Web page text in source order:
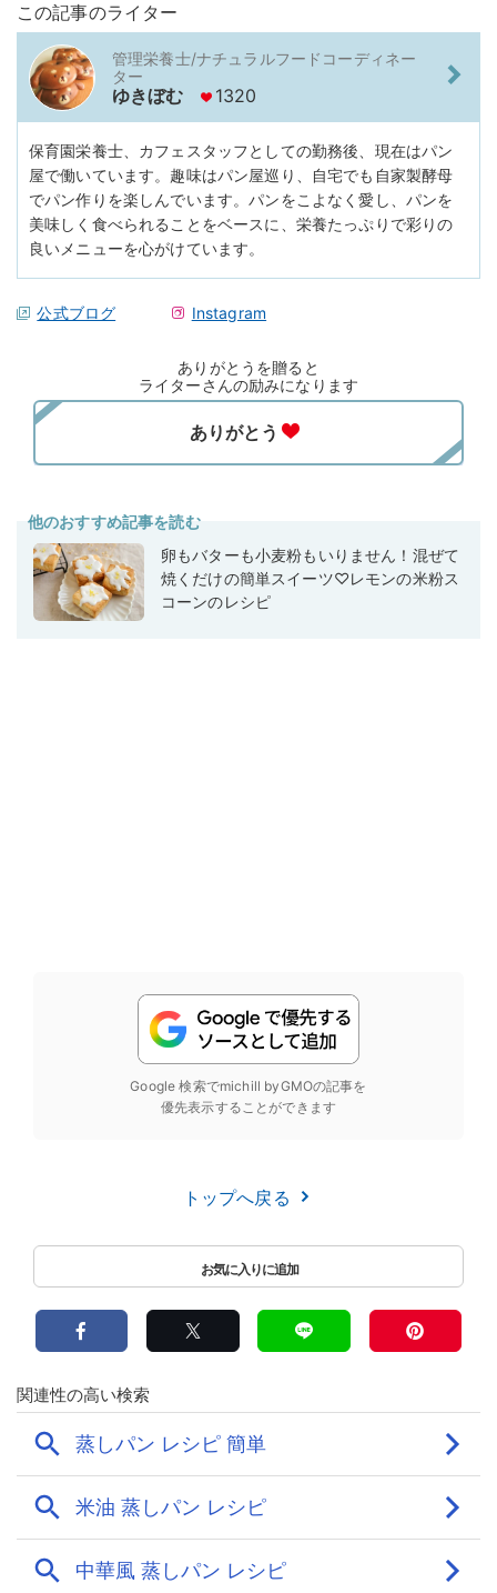
この記事のライター
管理栄養士/ナチュラルフードコーディネー
ター
ゆきぼむ 1320
保育園栄養士、カフェスタッフとしての勤務後、現在はパン
屋で働いています。趣味はパン屋巡り、自宅でも自家製酵母
でパン作りを楽しんでいます。パンをこよなく愛し、パンを
美味しく食べられることをベースに、栄養たっぷりで彩りの
良いメニューを心がけています。
公式ブログ Instagram
ありがとうを贈ると
ライターさんの励みになります
他のおすすめ記事を読む
卵もバターも小麦粉もいりません！混ぜて
焼くだけの簡単スイーツ♡レモンの米粉ス
コーンのレシピ
Google 検索でmichill byGMOの記事を
優先表示することができます
トップへ戻る